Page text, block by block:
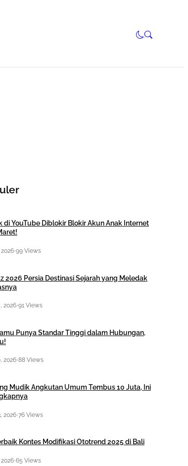
di YouTube Diblokir Blokir Akun Anak Internet
•99 Views
2026 Persia Destinasi Sejarah yang Meledak
2026•91 Views
Punya Standar Tinggi dalam Hubungan,
2026•88 Views
Mudik Angkutan Umum Tembus 10 Juta, Ini
2026•76 Views
Kontes Modifikasi Ototrend 2025 di Bali
•65 Views